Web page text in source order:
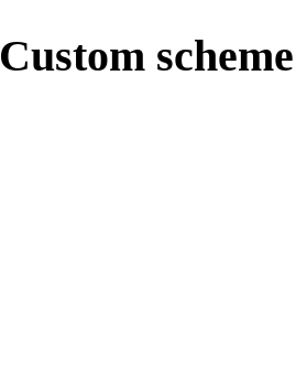
Custom scheme